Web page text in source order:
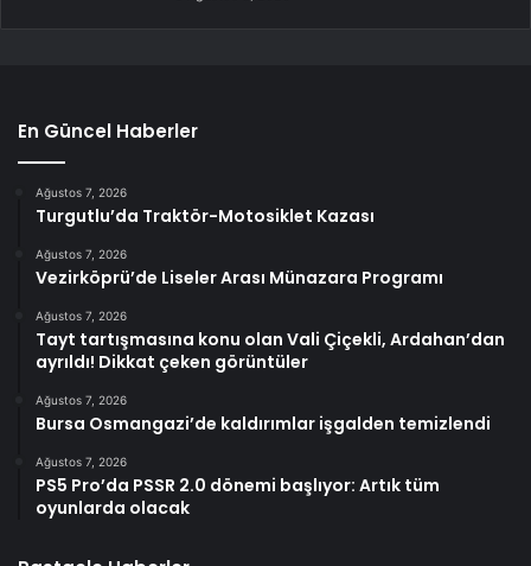
En Güncel Haberler
Ağustos 7, 2026
Turgutlu’da Traktör-Motosiklet Kazası
Ağustos 7, 2026
Vezirköprü’de Liseler Arası Münazara Programı
Ağustos 7, 2026
Tayt tartışmasına konu olan Vali Çiçekli, Ardahan’dan
ayrıldı! Dikkat çeken görüntüler
Ağustos 7, 2026
Bursa Osmangazi’de kaldırımlar işgalden temizlendi
Ağustos 7, 2026
PS5 Pro’da PSSR 2.0 dönemi başlıyor: Artık tüm
oyunlarda olacak